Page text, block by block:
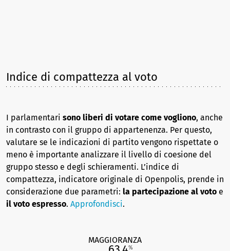
Indice di compattezza al voto
I parlamentari sono liberi di votare come vogliono, anche
in contrasto con il gruppo di appartenenza. Per questo,
valutare se le indicazioni di partito vengono rispettate o
meno è importante analizzare il livello di coesione del
gruppo stesso e degli schieramenti. L’indice di
compattezza, indicatore originale di Openpolis, prende in
considerazione due parametri: la partecipazione al voto e
il voto espresso. Approfondisci.
MAGGIORANZA
%